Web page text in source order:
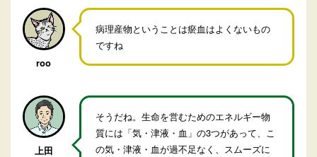
roo
病理産物ということは瘀血はよくないもの
ですね
上田
そうだね。生命を営むためのエネルギー物
質には「気・津液・血」の3つがあって、こ
の気・津液・血が過不足なく、スムーズに